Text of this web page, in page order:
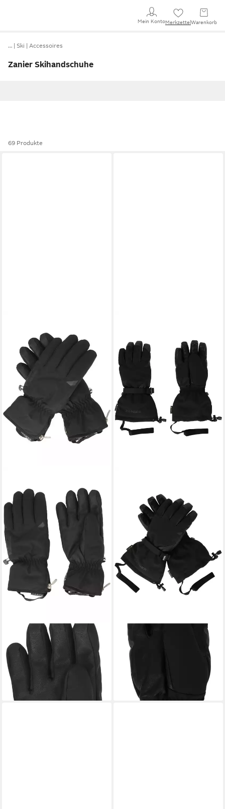
Mein KontoMerkzettel Warenkorb
… Ski Accessoires
Zanier Skihandschuhe
69 Produkte
ZANIER
Skihandschuhe LADY.GTX mit
wetterfester Membran
69,95 €
lieferbar - in 2-3 Werktagen bei dir
ZANIER
Skihandschuhe
Obertauern.GTX mit
wetterfester Membran
109,95 €
lieferbar - in 2-3 Werktagen bei dir